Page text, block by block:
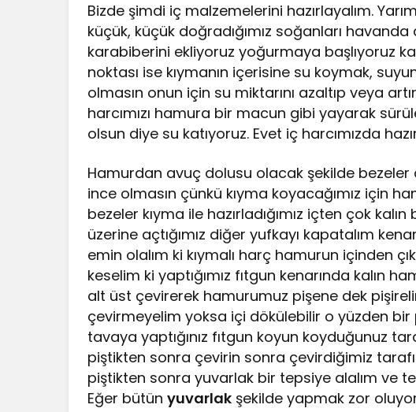
Bizde şimdi iç malzemelerini hazırlayalım.
küçük, küçük doğradığımız soğanları
karabiberini ekliyoruz yoğurmaya başlıyoruz
noktası ise kıymanın içerisine su koymak,
olmasın onun için su miktarını azaltıp veya
harcımızı hamura bir macun gibi yayarak
olsun diye su katıyoruz. Evet iç harcımızda
Hamurdan avuç dolusu olacak şekilde
ince olmasın çünkü kıyma koyacağımız için
bezeler kıyma ile hazırladığımız içten çok
üzerine açtığımız diğer yufkayı kapatalım
emin olalım ki kıymalı harç hamurun içinden
keselim ki yaptığımız fıtgun kenarında kalın
alt üst çevirerek hamurumuz pişene dek
çevirmeyelim yoksa içi dökülebilir o yüzden bir
tavaya yaptığınız fıtgun koyun koyduğunuz
piştikten sonra çevirin sonra çevirdiğimiz
piştikten sonra yuvarlak bir tepsiye alalım ve
Eğer bütünyuvarlak şekilde yapmak zor